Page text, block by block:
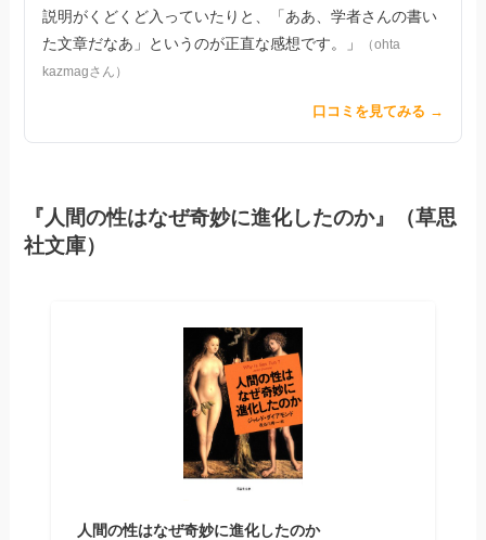
説明がくどくど入っていたりと、「ああ、学者さんの書い
た文章だなあ」というのが正直な感想です。」
（ohta
kazmagさん）
口コミを見てみる →
『人間の性はなぜ奇妙に進化したのか』（草思
社文庫）
人間の性はなぜ奇妙に進化したのか